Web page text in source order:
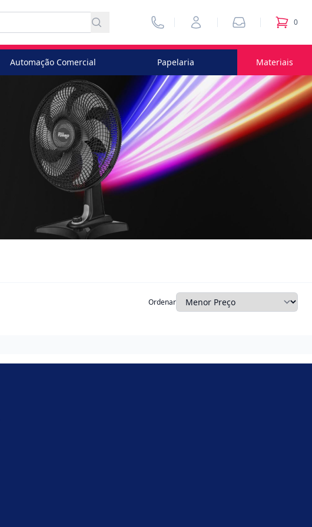
VendedoresMinha ContaPedidos 0
itens
Automação Comercial Papelaria Materiais
Ordenar